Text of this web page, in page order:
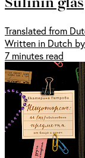
Translated from
Written in Dutch
7 minutes read